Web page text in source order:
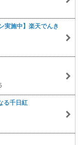
実施中】楽天でんき
る千日紅